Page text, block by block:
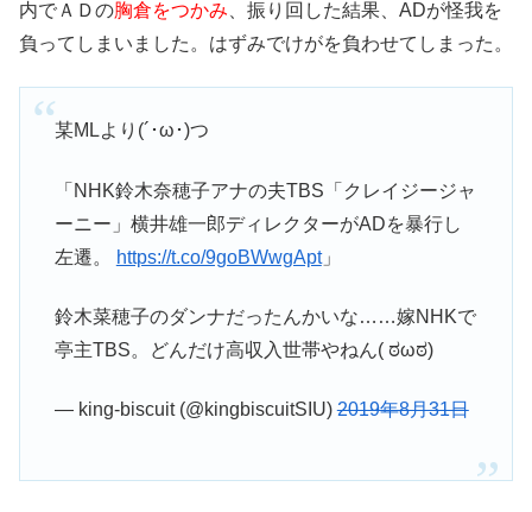
内でＡＤの胸倉をつかみ 、振り回した結果、ADが怪我を
負ってしまいました。はずみでけがを負わせてしまった。
某MLより(´･ω･)つ
「NHK鈴木奈穂子アナの夫TBS「クレイジージャ
ーニー」横井雄一郎ディレクターがADを暴行し
左遷。
https://t.co/9goBWwgApt」
鈴木菜穂子のダンナだったんかいな……嫁NHKで
亭主TBS。どんだけ高収入世帯やねん( ಠωಠ)
— king-biscuit (@kingbiscuitSIU)2019年8月31日